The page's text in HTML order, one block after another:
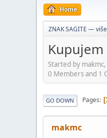
Home
ZNAK SAGITE —
Started by
0 Members and 1
GO DOWN Pages
makmc